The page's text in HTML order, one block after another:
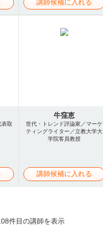
講師候補に入れる
表取
牛窪恵
世代・トレンド評論家／マーケ
ティングライター／立教大学大
学院客員教授
講師候補に入れる
件目の講師を表示